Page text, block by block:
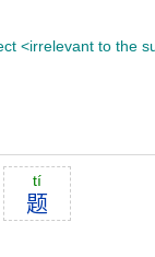
<irrelevant to the
tí
题